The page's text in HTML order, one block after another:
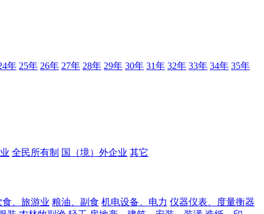
年 25年 26年 27年 28年 29年 30年 31年 32年 33年 34年 35年
全民所有制 国（境）外企业 其它
食、旅游业 粮油、副食 机电设备、电力 仪器仪表、度量衡器